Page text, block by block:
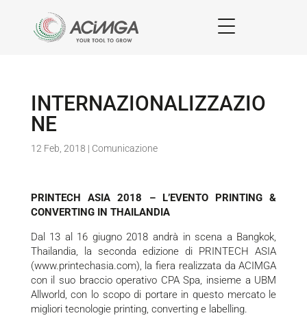
INTERNAZIONALIZZAZIO
NE
12 Feb, 2018 | Comunicazione
PRINTECH ASIA 2018 – L’EVENTO PRINTING &
CONVERTING IN THAILANDIA
Dal 13 al 16 giugno 2018 andrà in scena a Bangkok,
Thailandia, la seconda edizione di PRINTECH ASIA
(www.printechasia.com), la fiera realizzata da ACIMGA
con il suo braccio operativo CPA Spa, insieme a UBM
Allworld, con lo scopo di portare in questo mercato le
migliori tecnologie printing, converting e labelling.